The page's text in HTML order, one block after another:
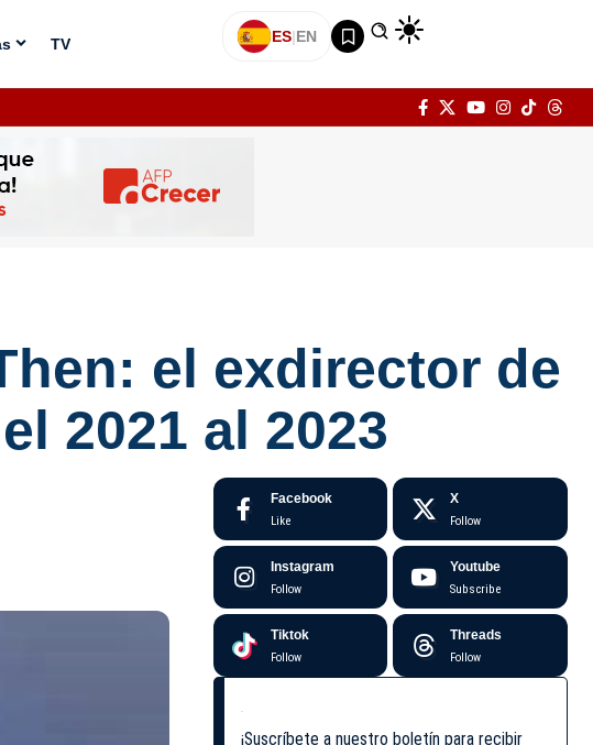
TV ES|EN
el exdirector de
2021 al 2023
Facebook
Like
X
Follow
Instagram
Follow
Youtube
Subscribe
Tiktok
Follow
Threads
Follow
¡Suscríbete a nuestro boletín para recibir